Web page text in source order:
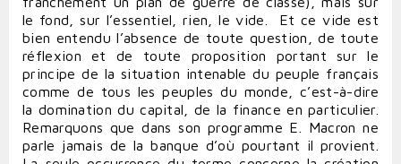
le fond, sur l’essentiel, rien, le vide. Et ce vide est
bien entendu l’absence de toute question, de toute
réflexion et de toute proposition portant sur le
principe de la situation intenable du peuple français
comme de tous les peuples du monde, c’est-à-dire
la domination du capital, de la finance en particulier.
Remarquons que dans son programme E. Macron ne
parle jamais de la banque d’où pourtant il provient.